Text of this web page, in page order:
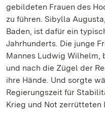
gebildeten Frauen des
zu führen. Sibylla
Baden, ist dafür ein
Jahrhunderts. Die junge
Mannes Ludwig Wilhelm,
und nach die Zügel der
ihre Hände. Und sorgte
Regierungszeit für
Krieg und Not zerrütteten